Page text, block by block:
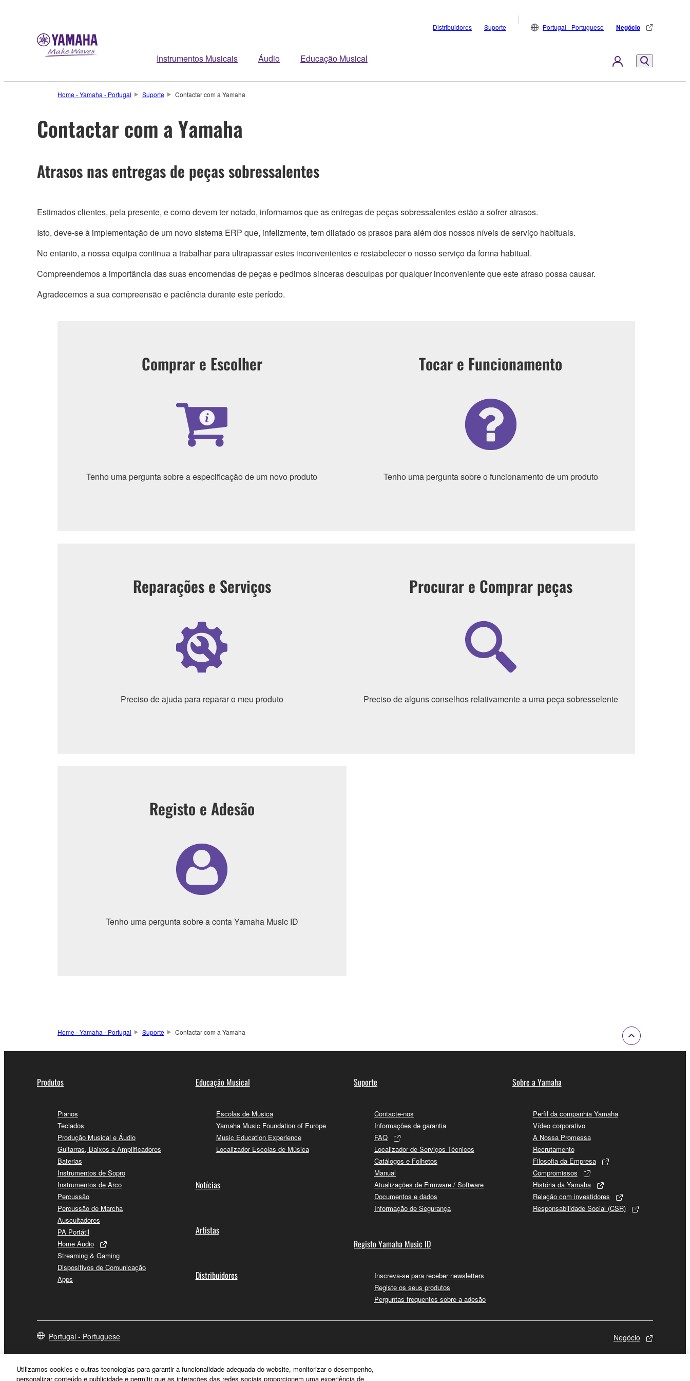
Instrumentos Musicais Áudio Educação Musical
Distribuidores Suporte Portugal - Portuguese Negócio
Home - Yamaha - Portugal Suporte Contactar com a Yamaha
Contactar com a Yamaha
Atrasos nas entregas de peças sobressalentes
Estimados clientes, pela presente, e como devem ter notado, informamos que as entregas de peças sobressalentes estão a sofrer atrasos.
Isto, deve-se à implementação de um novo sistema ERP que, infelizmente, tem dilatado os prasos para além dos nossos níveis de serviço habituais.
No entanto, a nossa equipa continua a trabalhar para ultrapassar estes inconvenientes e restabelecer o nosso serviço da forma habitual.
Compreendemos a importância das suas encomendas de peças e pedimos sinceras desculpas por qualquer inconveniente que este atraso possa causar.
Agradecemos a sua compreensão e paciência durante este período.
Comprar e Escolher
Tenho uma pergunta sobre a especificação de um novo produto
Tocar e Funcionamento
Tenho uma pergunta sobre o funcionamento de um produto
Reparações e Serviços
Preciso de ajuda para reparar o meu produto
Procurar e Comprar peças
Preciso de alguns conselhos relativamente a uma peça sobresselente
Registo e Adesão
Tenho uma pergunta sobre a conta Yamaha Music ID
Home - Yamaha - Portugal Suporte Contactar com a Yamaha
Produtos
Pianos
Teclados
Produção Musical e Áudio
Guitarras, Baixos e Amplificadores
Baterias
Instrumentos de Sopro
Instrumentos de Arco
Percussão
Percussão de Marcha
Auscultadores
PA Portátil
Home Audio
Streaming & Gaming
Dispositivos de Comunicação
Apps
Educação Musical
Escolas de Musica
Yamaha Music Foundation of Europe
Music Education Experience
Localizador Escolas de Música
Notícias
Artistas
Distribuidores
Suporte
Contacte-nos
Informações de garantia
FAQ
Localizador de Serviços Técnicos
Catálogos e Folhetos
Manual
Atualizações de Firmware / Software
Documentos e dados
Informação de Segurança
Registo Yamaha Music ID
Inscreva-se para receber newsletters
Registe os seus produtos
Perguntas frequentes sobre a adesão
Sobre a Yamaha
Perfil da companhia Yamaha
Vídeo corporativo
A Nossa Promessa
Recrutamento
Filosofia da Empresa
Compromissos
História da Yamaha
Relação com investidores
Responsabilidade Social (CSR)
Portugal - Portuguese Negócio
Utilizamos cookies e outras tecnologias para garantir a funcionalidade adequada do website, monitorizar o desempenho,
personalizar conteúdo e publicidade e permitir que as interações das redes sociais proporcionem uma experiência de